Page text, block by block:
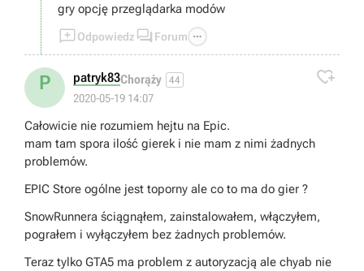
gry opcję przeglądarka modów
Odpowiedz  Forum 
P patryk83Chorąży 44
2020-05-19 14:07

Całowicie nie rozumiem hejtu na Epic.
mam tam spora ilość gierek i nie mam z nimi żadnych
problemów.
EPIC Store ogólne jest toporny ale co to ma do gier ?
SnowRunnera ściągnąłem, zainstalowałem, włączyłem,
pograłem i wyłączyłem bez żadnych problemów.
Teraz tylko GTA5 ma problem z autoryzacją ale chyab nie